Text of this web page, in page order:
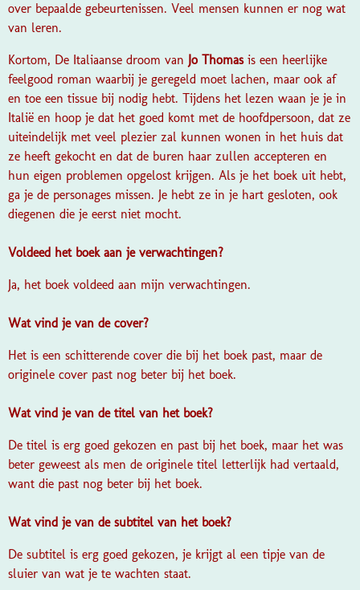
over bepaalde gebeurtenissen. Veel mensen kunnen er nog wat
van leren.
Kortom, De Italiaanse droom van Jo Thomas is een heerlijke
feelgood roman waarbij je geregeld moet lachen, maar ook af
en toe een tissue bij nodig hebt. Tijdens het lezen waan je je in
Italië en hoop je dat het goed komt met de hoofdpersoon, dat ze
uiteindelijk met veel plezier zal kunnen wonen in het huis dat
ze heeft gekocht en dat de buren haar zullen accepteren en
hun eigen problemen opgelost krijgen. Als je het boek uit hebt,
ga je de personages missen. Je hebt ze in je hart gesloten, ook
diegenen die je eerst niet mocht.
Voldeed het boek aan je verwachtingen?
Ja, het boek voldeed aan mijn verwachtingen.
Wat vind je van de cover?
Het is een schitterende cover die bij het boek past, maar de
originele cover past nog beter bij het boek.
Wat vind je van de titel van het boek?
De titel is erg goed gekozen en past bij het boek, maar het was
beter geweest als men de originele titel letterlijk had vertaald,
want die past nog beter bij het boek.
Wat vind je van de subtitel van het boek?
De subtitel is erg goed gekozen, je krijgt al een tipje van de
sluier van wat je te wachten staat.